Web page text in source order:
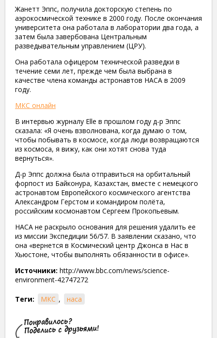
Жанетт Эппс, получила докторскую степень по
аэрокосмической технике в 2000 году. После окончания
университета она работала в лаборатории два года, а
затем была завербована Центральным
разведывательным управлением (ЦРУ).
Она работала офицером технической разведки в
течение семи лет, прежде чем была выбрана в
качестве члена команды астронавтов НАСА в 2009
году.
МКС онлайн
В интервью журналу Elle в прошлом году д-р Эппс
сказала: «Я очень взволнована, когда думаю о том,
чтобы побывать в космосе, когда люди возвращаются
из космоса, я вижу, как они хотят снова туда
вернуться».
Д-р Эппс должна была отправиться на орбитальный
форпост из Байконура, Казахстан, вместе с немецкого
астронавтом Европейского космического агентства
Александром Герстом и командиром полёта,
российским космонавтом Сергеем Прокопьевым.
НАСА не раскрыло основания для решения удалить ее
из миссии Экспедиции 56/57. В заявлении сказано, что
она «вернется в Космический центр Джонса в Нас в
Хьюстоне, чтобы выполнять обязанности в офисе».
Источники: http://www.bbc.com/news/science-
environment-42747272
Теги: МКС , наса